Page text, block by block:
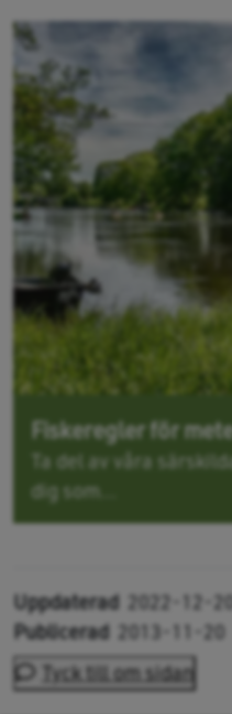
Fiskeregler för
Ta del av våra
dig som...
Uppdaterad 2022-12-
Publicerad 2013-11-20
Tyck till om sidan